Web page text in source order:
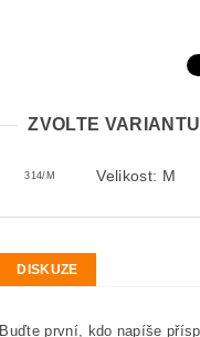
ZVOLTE VARIANTU
314/M Velikost: M
DISKUZE
Buďte první, kdo napíše